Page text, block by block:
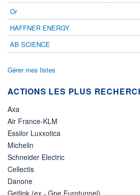
Or
HAFFNER ENERGY
AB SCIENCE
Gérer mes listes
ACTIONS LES PLUS
Axa
Air France-KLM
Essilor Luxxotica
Michelin
Schneider Electric
Cellectis
Danone
Getlink (ex - Gpe Eurotunnel)